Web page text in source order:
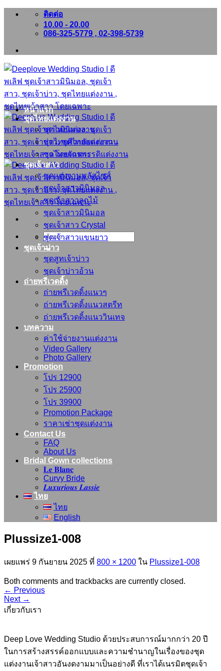
ข้าม
เนื้อหา
ติดต่อ
10.00 - 20.00
086-325-5779 , 02-398-5739
ค้นหา:
หน้าแรก
ชุดไทยแต่งงาน
ชุดไทยแต่งงาน
ชุดไทยศิวาลัยแต่งงาน
ชุดไทยจักรพรรดิแต่งงาน
ชุดเจ้าสาว
ชุดแต่งงานพลัสไซส์
ชุดเจ้าสาวมินิมอล
ชุดเจ้าสาวลูกไม้
ชุดเจ้าสาวมินิมอล
ชุดเจ้าสาว Crystal
ชุดเจ้าสาวแขนยาว
ชุดเจ้าบ่าว
ชุดสูทเจ้าบ่าว
ชุดเจ้าบ่าวอ้วน
ถ่ายพรีเวดดิ้ง
ถ่ายพรีเวดดิ้งแนวๆ
ถ่ายพรีเวดดิ้งแนวสตรีท
ถ่ายพรีเวดดิ้งแนววินเทจ
บทความ
ค่าใช้จ่ายงานแต่งงาน
Video Gallery
Photo Gallery
Promotion
โปร 12900
โปร 25900
โปร 39900
Promotion Package
ราคาเช่าชุดแต่งงาน
Contact Us
FAQ
About Us
Bridal Gown collections
𝐋𝐞 𝐁𝐥𝐚𝐧𝐜
Curvy Bride
𝑳𝒖𝒙𝒖𝒓𝒊𝒐𝒖𝒔 𝑳𝒂𝒔𝒔𝒊𝒆
ไทย
ไทย
English
Plussize1-008
เผยแพร่ 9 กันยายน 2025 ที่ 800 × 1200 ใน Plussize1-008
Both comments and trackbacks are currently closed.
← Previous
Next →
เกี่ยวกับเรา
Deep Love Wedding Studio ด้วยประสบการณ์มากกว่า 20 ปี
ในการสร้างสรรค์ออกแบบและความชำนาญในเรื่องของชุด
แต่งงานเจ้าสาวอันงดงามมาเป็นอย่างดี ที่เราได้เนรมิตชุดเจ้า